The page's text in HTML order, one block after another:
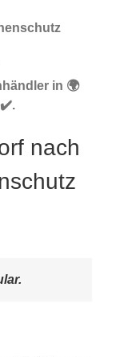
in 🌍
✔️.
nach